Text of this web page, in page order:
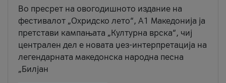
Во пресрет на овогодишното издание на
фестивалот „Охридско лето“, А1 Македонија ја
претстави кампањата „Културна врска“, чиј
централен дел е новата џез-интерпретација на
легендарната македонска народна песна
„Билјан